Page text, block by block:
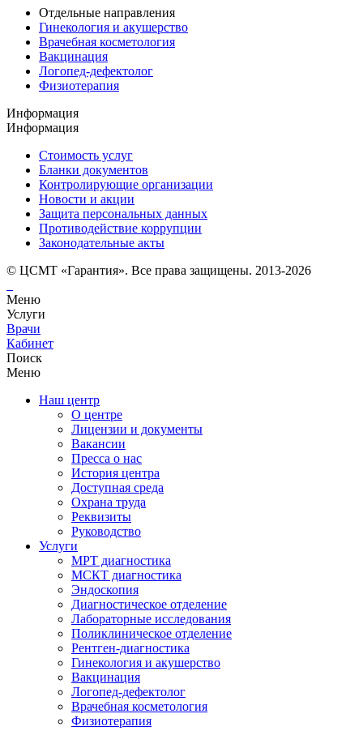
Отдельные направления
Гинекология и акушерство
Врачебная косметология
Вакцинация
Логопед-дефектолог
Физиотерапия
Информация
Информация
Стоимость услуг
Бланки документов
Контролирующие организации
Новости и акции
Защита персональных данных
Противодействие коррупции
Законодательные акты
© ЦСМТ «Гарантия». Все права защищены. 2013-2026
Меню
Услуги
Врачи
Кабинет
Поиск
Меню
Наш центр
О центре
Лицензии и документы
Вакансии
Пресса о нас
История центра
Доступная среда
Охрана труда
Реквизиты
Руководство
Услуги
МРТ диагностика
МСКТ диагностика
Эндоскопия
Диагностическое отделение
Лабораторные исследования
Поликлиническое отделение
Рентген-диагностика
Гинекология и акушерство
Вакцинация
Логопед-дефектолог
Врачебная косметология
Физиотерапия